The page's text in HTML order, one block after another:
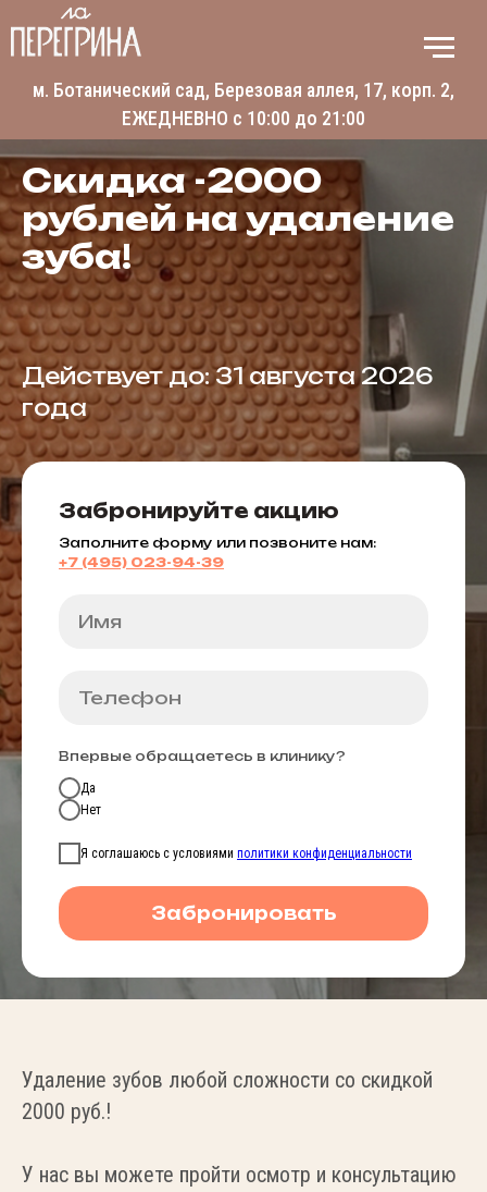
м. Ботанический сад, Березовая аллея, 17, корп. 2,
ЕЖЕДНЕВНО с 10:00 до 21:00
Скидка -2000
рублей на удаление
зуба!
Действует до: 31 августа 2026
года
Забронируйте акцию
Заполните форму или позвоните нам:
+7 (495) 023-94-39
Впервые обращаетесь в клинику?
Да
Нет
Я соглашаюсь с условиями политики конфиденциальности
Забронировать
Удаление зубов любой сложности со скидкой
2000 руб.!
У нас вы можете пройти осмотр и консультацию